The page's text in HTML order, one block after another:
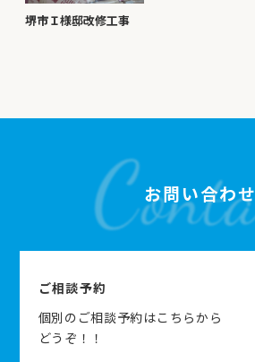
堺市Ｉ様邸改修工事
お問い合わせ
ご相談予約
個別のご相談予約はこちらから
どうぞ！！